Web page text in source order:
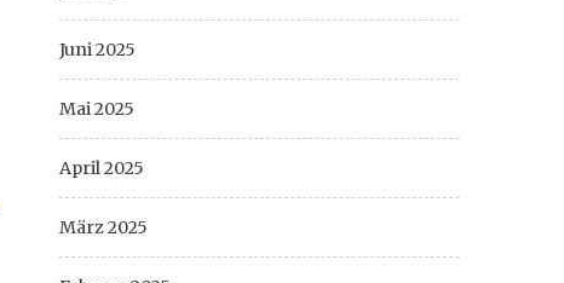
Juni 2025
Mai 2025
April 2025
März 2025